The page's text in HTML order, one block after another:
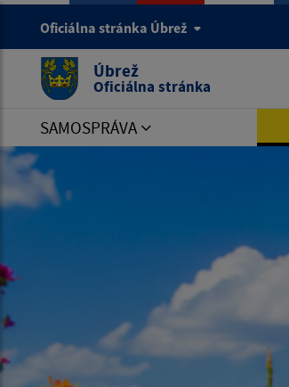
Oficiálna stránka Úbrež
Úbrež
Oficiálna stránka
SAMOSPRÁVA